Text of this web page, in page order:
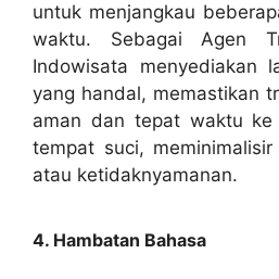
untuk menjangkau
waktu. Sebagai Agen
Indowisata menyediakan
yang handal, memastikan
aman dan tepat waktu
tempat suci,
atau ketidaknyamanan.
4. Hambatan Bahasa